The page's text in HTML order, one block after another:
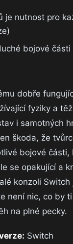
je nutnost pro
bojové části
dobře
fyziky a
i samotných
škoda, že
bojové části,
se opakující a
konzoli Switch
není nic, co by
na plné pecky.
Switch